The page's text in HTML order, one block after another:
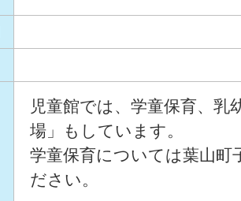
児童館では、学童保育、乳
場」もしています。
学童保育については葉山町
ださい。